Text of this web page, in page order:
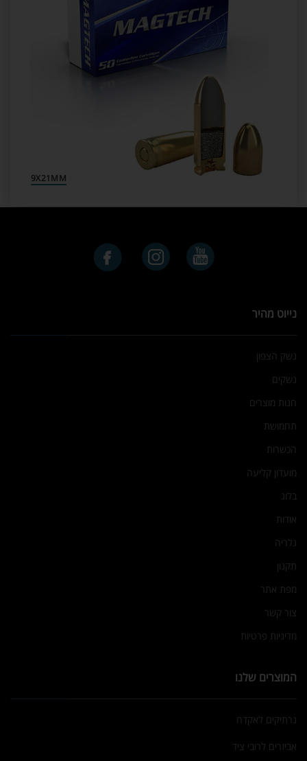
9X21MM
נייוט מהיר
נשק הצפון
נשקים
חנות מוצרים
תחמושת
הכשרות
מועדון קליעה
בלוג
אודות
גלריה
תקנון
מפת אתר
צור קשר
מדיניות פרטיות
המוצרים שלנו
נרתיקים לאקדח
אביזרים לרובי ציד